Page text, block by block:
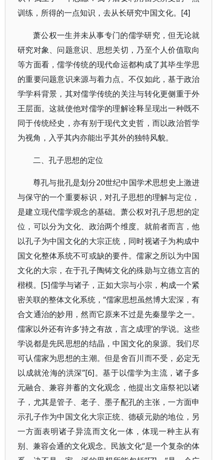
训练，所得的一点知识，去从长研究中国文化。[4]
萧公权一生并未从事专门的儒学研究，但无论就
研究对象、问题意识、思想关切，乃至个人价值取向
等方面看，儒学传统的现代命运都构成了其毕生学思
的重要问题意识来源与着力点。不仅如此，基于政治
学学科背景，其对儒学传统的关注与转化更侧重于外
王层面。这就使他对儒学的理解诠释呈现出一种既不
同于传统经史，亦有别于现代文史哲，而以政治哲学
为视角，入乎其内亦能出乎其外的独特风貌。
二、孔子思想的定位
尊孔与批孔是划分20世纪中国学术思想史上激进
与保守的一个重要标识，对孔子思想的理解与定位，
是建立现代儒学观念的基础。萧公权对孔子思想的定
位，可以分为文化、政治两个维度。就前者而言，他
以孔子为中国文化的大宗正统，同时视诸子为构成中
国文化整体系统不可或缺的要件。儒家之所以为中国
文化的大宗，在于孔子陶铸文化的殊勋与立德立言的
楷模。[5]儒学与诸子，正如大宗与小宗，构成一个紧
密关联的整体文化系统，“儒家思想虽然博大宏深，有
合文通治的妙用，然而它原来不过是先秦显学之一。
儒家以外还有许多‘持之有故，言之成理’的学说。这些
学说都是先民思想的结晶，中国文化的泉源。我们尽
可认儒家为思想的主潮。但是舍百川而不受，必定无
以成就沧海的洪深”[6]。基于以儒学为主流，诸子多
元融合、兼容并蓄的文化观念，他提出文庙祭祀以诸
子，尤其是管子、老子、墨子配孔的主张，一方面申
示孔子作为中国文化大宗正统、德硕元勋的地位，另
一方面表明诸子异流而文化一体，体现一种主从有
别、兼容会通的文化观念。民族文化“是一个复杂的体